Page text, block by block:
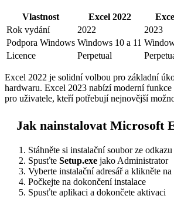
Vlastnost Excel 2022
Rok vydání
2022
2023
Podpora Windows Windows 10 a 11
Licence
Perpetual
Excel 2022 je solidní volbou pro základní
hardwaru. Excel 2023 nabízí moderní funkce
pro uživatele, kteří potřebují nejnovější
Jak nainstalovat Microsoft
Stáhněte si instalační soubor ze
Spusťte Setup.exe jako Administrator
Vyberte instalační adresář a klikněte na
Počkejte na dokončení instalace
Spusťte aplikaci a dokončete aktivaci